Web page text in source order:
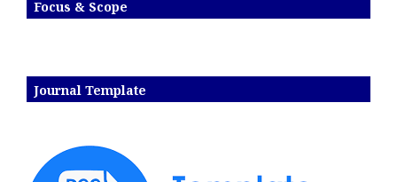
Focus & Scope
Journal Template